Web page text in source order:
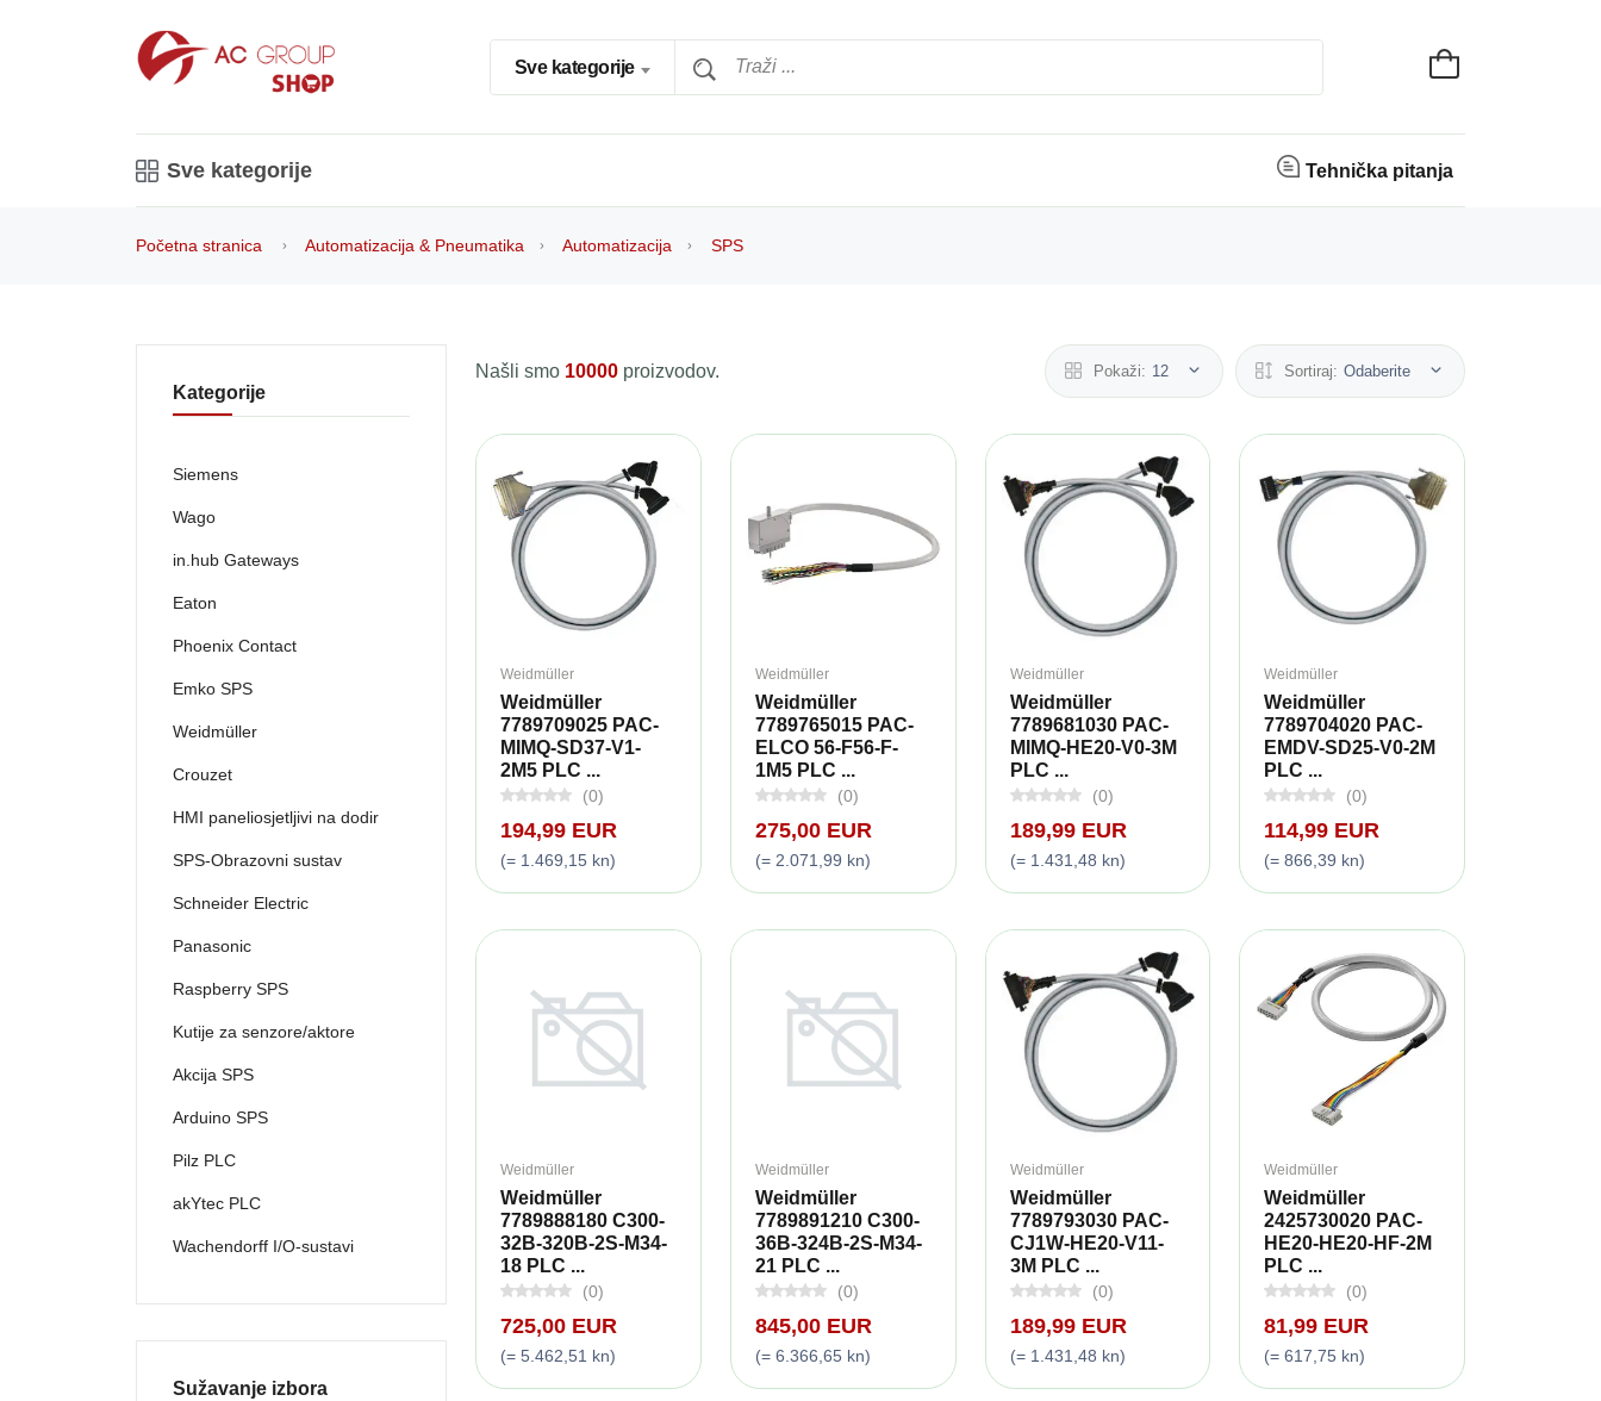
Sve kategorije
Sve kategorije Tehnička pitanja
Početna stranica Automatizacija & Pneumatika Automatizacija SPS
Našli smo 10000 proizvodov. Pokaži: 12 Sortiraj: Odaberite
Weidmüller
Weidmüller
7789709025 PAC-
MIMQ-SD37-V1-
2M5 PLC ...
(0)
194,99 EUR
(= 1.469,15 kn)
Weidmüller
Weidmüller
7789765015 PAC-
ELCO 56-F56-F-
1M5 PLC ...
(0)
275,00 EUR
(= 2.071,99 kn)
Weidmüller
Weidmüller
7789681030 PAC-
MIMQ-HE20-V0-3M
PLC ...
(0)
189,99 EUR
(= 1.431,48 kn)
Weidmüller
Weidmüller
7789704020 PAC-
EMDV-SD25-V0-2M
PLC ...
(0)
114,99 EUR
(= 866,39 kn)
Weidmüller
Weidmüller
7789888180 C300-
32B-320B-2S-M34-
18 PLC ...
(0)
725,00 EUR
(= 5.462,51 kn)
Weidmüller
Weidmüller
7789891210 C300-
36B-324B-2S-M34-
21 PLC ...
(0)
845,00 EUR
(= 6.366,65 kn)
Weidmüller
Weidmüller
7789793030 PAC-
CJ1W-HE20-V11-
3M PLC ...
(0)
189,99 EUR
(= 1.431,48 kn)
Weidmüller
Weidmüller
2425730020 PAC-
HE20-HE20-HF-2M
PLC ...
(0)
81,99 EUR
(= 617,75 kn)
Kategorije
Siemens
Wago
in.hub Gateways
Eaton
Phoenix Contact
Emko SPS
Weidmüller
Crouzet
HMI paneliosjetljivi na dodir
SPS-Obrazovni sustav
Schneider Electric
Panasonic
Raspberry SPS
Kutije za senzore/aktore
Akcija SPS
Arduino SPS
Pilz PLC
akYtec PLC
Wachendorff I/O-sustavi
Sužavanje izbora